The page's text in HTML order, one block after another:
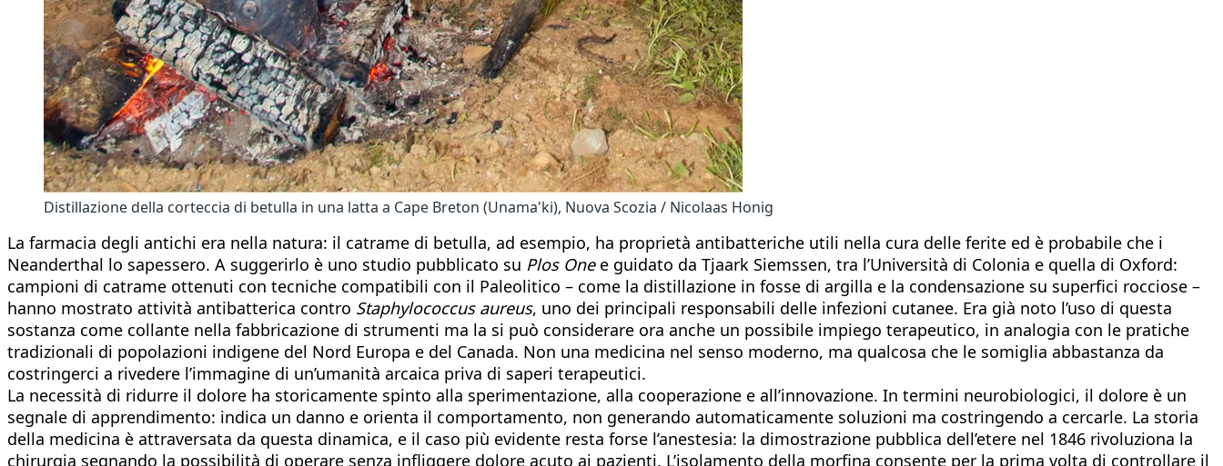
Distillazione della corteccia di betulla in una latta a Cape Breton (Unama'ki), Nuova Scozia / Nicolaas Honig
La farmacia degli antichi era nella natura: il catrame di betulla, ad esempio, ha proprietà antibatteriche utili nella cura delle ferite ed è probabile che i
Neanderthal lo sapessero. A suggerirlo è uno studio pubblicato su Plos Onee guidato da Tjaark Siemssen, tra l’Università di Colonia e quella di Oxford:
campioni di catrame ottenuti con tecniche compatibili con il Paleolitico – come la distillazione in fosse di argilla e la condensazione su superfici rocciose –
hanno mostrato attività antibatterica contro Staphylococcus aureus, uno dei principali responsabili delle infezioni cutanee. Era già noto l’uso di questa
sostanza come collante nella fabbricazione di strumenti ma la si può considerare ora anche un possibile impiego terapeutico, in analogia con le pratiche
tradizionali di popolazioni indigene del Nord Europa e del Canada. Non una medicina nel senso moderno, ma qualcosa che le somiglia abbastanza da
costringerci a rivedere l’immagine di un’umanità arcaica priva di saperi terapeutici.
La necessità di ridurre il dolore ha storicamente spinto alla sperimentazione, alla cooperazione e all’innovazione. In termini neurobiologici, il dolore è un
segnale di apprendimento: indica un danno e orienta il comportamento, non generando automaticamente soluzioni ma costringendo a cercarle. La storia
della medicina è attraversata da questa dinamica, e il caso più evidente resta forse l’anestesia: la dimostrazione pubblica dell’etere nel 1846 rivoluziona la
chirurgia segnando la possibilità di operare senza infliggere dolore acuto ai pazienti. L’isolamento della morfina consente per la prima volta di controllare il